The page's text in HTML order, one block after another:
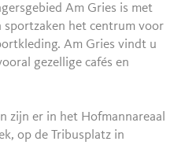
Am Gries is met
sportzaken het centrum voor
Am Gries vindt u
gezellige cafés en
zijn er in het Hofmannareaal
op de Tribusplatz in